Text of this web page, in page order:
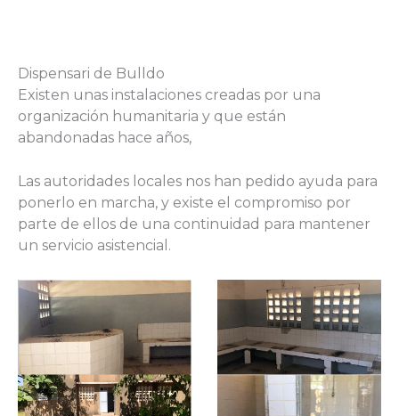
Dispensari de Bulldo
Existen unas instalaciones creadas por una
organización humanitaria y que están
abandonadas hace años,
Las autoridades locales nos han pedido ayuda para
ponerlo en marcha, y existe el compromiso por
parte de ellos de una continuidad para mantener
un servicio asistencial.